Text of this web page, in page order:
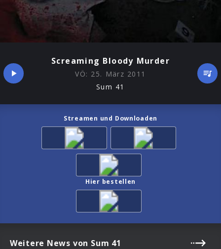
Screaming Bloody Murder
VÖ: 25. März 2011
Sum 41
Streamen und Downloaden
Hier bestellen
Weitere News von Sum 41